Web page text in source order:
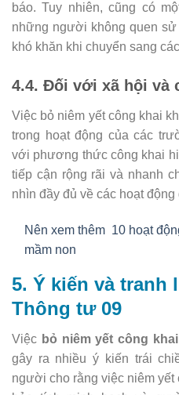
báo. Tuy nhiên, cũng có
những người không quen
khó khăn khi chuyển sang
4.4. Đối với xã hội và
Việc bỏ niêm yết công khai
trong hoạt động của các
với phương thức công khai
tiếp cận rộng rãi và nhanh
nhìn đầy đủ về các hoạt
Nên xem thêm 10 hoạt
mầm non
5. Ý kiến và tranh
Thông tư 09
Việc bỏ niêm yết công khai
gây ra nhiều ý kiến trái
người cho rằng việc niêm yết